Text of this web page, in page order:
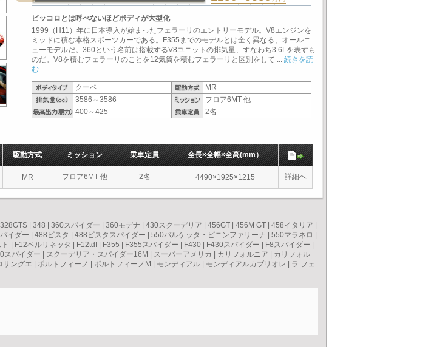
ピッコロとは呼べないほどボディが大型化
1999（H11）年に日本導入が始まったフェラーリのエントリーモデル。V8エンジンを
ミッドに積む本格スポーツカーである。F355までのモデルとは全く異なる、オールニ
ューモデルだ。360という名前は搭載するV8ユニットの排気量、すなわち3.6Lを表すも
のだ。V8を積むフェラーリのことを12気筒を積むフェラーリと区別をして ... 続きを読
む
クーペ
MR
3586～3586
フロア6MT 他
400～425
2名
駆動方式 ミッション 乗車定員 全長×全幅×全高(mm）
MR フロア6MT 他 2名 4490×1925×1215 詳細へ
328GTS 348 360スパイダー 360モデナ 430スクーデリア 456GT 456M GT 458イタリア
イダー 488ピスタ 488ピスタスパイダー 550バルケッタ・ピニンファリーナ 550マラネロ
F12ベルリネッタ F12tdf| F355 F355スパイダー F430 F430スパイダー F8スパイダー
スパイダー スクーデリア・スパイダー16M スーパーアメリカ カリフォルニア
カリフォル
サングエ ポルトフィーノ ポルトフィーノM モンディアル モンディアルカブリオレ
ラ フェ